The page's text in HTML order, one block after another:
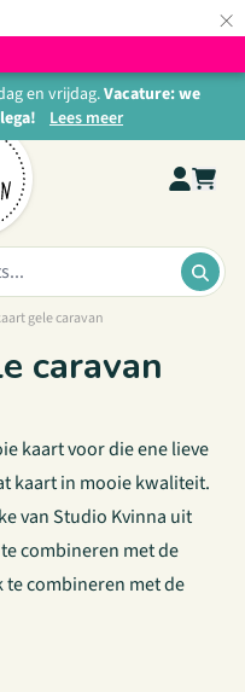
×
en vrijdag.Vacature: we
Lees meer
gele caravan
caravan
kaart voor die ene lieve
kaart in mooie kwaliteit.
van Studio Kvinna uit
combineren met de
te combineren metde